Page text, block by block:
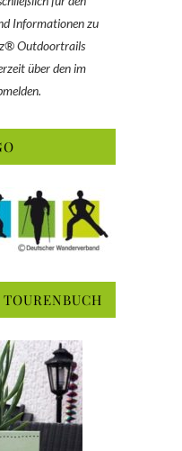
Informationen zu
Outdoortrails
über den im